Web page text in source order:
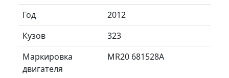
Год
2012
Кузов
323
Маркировка
двигателя
MR20 681528A